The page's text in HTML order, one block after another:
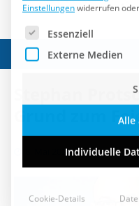
Stephan
Grund zum
8. Mai 2020
Es folgt eine Liste der
Externe Medien
Alle
Individuelle